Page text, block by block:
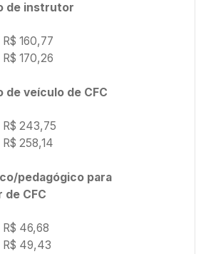
de instrutor
160,77
170,26
de veículo de CFC
243,75
258,14
pedagógico para
CFC
46,68
R$ 49,43